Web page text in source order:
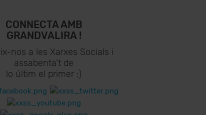
CONNECTA AMB
GRANDVALIRA !
nos a les Xarxes Socials i
assabenta’t de
lo últim el primer :)